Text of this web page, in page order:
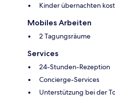
Kinder übernachten
Mobiles Arbeiten
2 Tagungsräume
Services
24-Stunden-Rezeption
Concierge-Services
Unterstützung bei der